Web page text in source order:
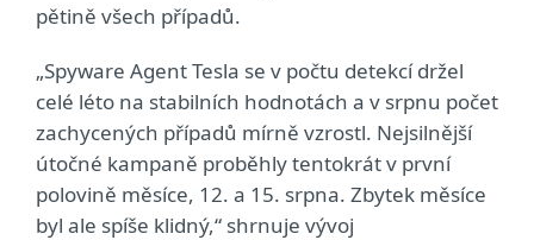
pětině všech případů.
„Spyware Agent Tesla se v počtu detekcí držel
celé léto na stabilních hodnotách a v srpnu počet
zachycených případů mírně vzrostl. Nejsilnější
útočné kampaně proběhly tentokrát v první
polovině měsíce, 12. a 15. srpna. Zbytek měsíce
byl ale spíše klidný,“ shrnuje vývoj